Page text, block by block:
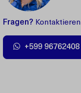
Fragen?
+599 96762408